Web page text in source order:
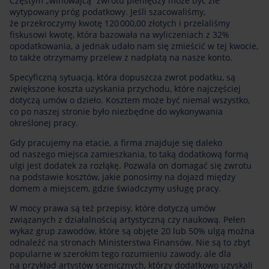
wytypowany próg podatkowy. Jeśli szacowaliśmy,
że przekroczymy kwotę 120 000,00 złotych i przelaliśmy
fiskusowi kwotę, która bazowała na wyliczeniach z 32%
opodatkowania, a jednak udało nam się zmieścić w tej kwocie,
to także otrzymamy przelew z nadpłatą na nasze konto.
Specyficzną sytuacją, która dopuszcza zwrot podatku, są
zwiększone koszta uzyskania przychodu, które najczęściej
dotyczą umów o dzieło. Kosztem może być niemal wszystko,
co po naszej stronie było niezbędne do wykonywania
określonej pracy.
Gdy pracujemy na etacie, a firma znajduje się daleko
od naszego miejsca zamieszkania, to taką dodatkową formą
ulgi jest dodatek za rozłąkę. Pozwala on domagać się zwrotu
na podstawie kosztów, jakie ponosimy na dojazd między
domem a miejscem, gdzie świadczymy usługę pracy.
W mocy prawa są też przepisy, które dotyczą umów
związanych z działalnością artystyczną czy naukową. Pełen
wykaz grup zawodów, które są objęte 20 lub 50% ulgą można
odnaleźć na stronach Ministerstwa Finansów. Nie są to zbyt
popularne w szerokim tego rozumieniu zawody, ale dla
na przykład artystów scenicznych, którzy dodatkowo uzyskali